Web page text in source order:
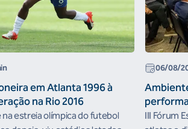
em Atlanta 1996 à
na Rio 2016
estreia olímpica do futebol
06/08/
III Fórum